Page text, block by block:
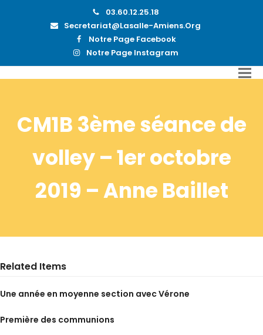
03.60.12.25.18
Secretariat@lasalle-Amiens.org
Notre Page Facebook
Notre Page Instagram
CM1B 3ème séance de
volley – 1er octobre
2019 – Anne Baillet
Related Items
Une année en moyenne section avec Vérone
Première des communions